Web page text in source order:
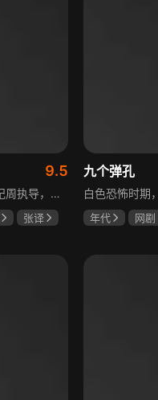
9.5
由金牌导演徐纪周执导，张译、张颂文、李一桐、张志坚、吴刚领衔主演，倪大红、韩童生、李建义特邀主演的中央政法委重点项目。一部扫黑除恶坚决斗争的回忆录，横跨20年的群像叙事全景式展现时代变迁下的黑白较量与复杂人性。
张译
九个弹孔
年代
网剧